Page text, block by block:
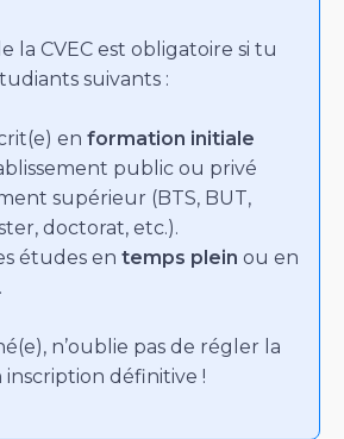
la CVEC est obligatoire si tu
suivants :
en formation initiale
public ou privé
supérieur (BTS, BUT,
doctorat, etc.).
études en temps plein ou en
.
n’oublie pas de régler la
inscription définitive !